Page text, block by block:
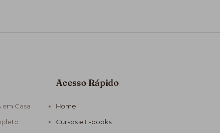
em Casa
Acesso Rápido
Home
Cursos e E-books